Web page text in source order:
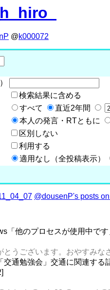
h_hiro_
@k000072
）
検索結果に含める
すべて 直近2年間
本人の発言・RTともに
区別しない
利用する
適用なし（全投稿表示）
@dousenP's posts
「他のプロセスが使用中で
とうございます。おやすみな
交通勉強会」交通に関連す